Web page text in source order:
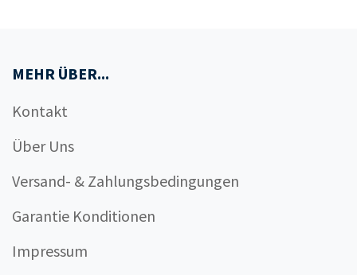
MEHR ÜBER...
Kontakt
Über Uns
Versand- & Zahlungsbedingungen
Garantie Konditionen
Impressum